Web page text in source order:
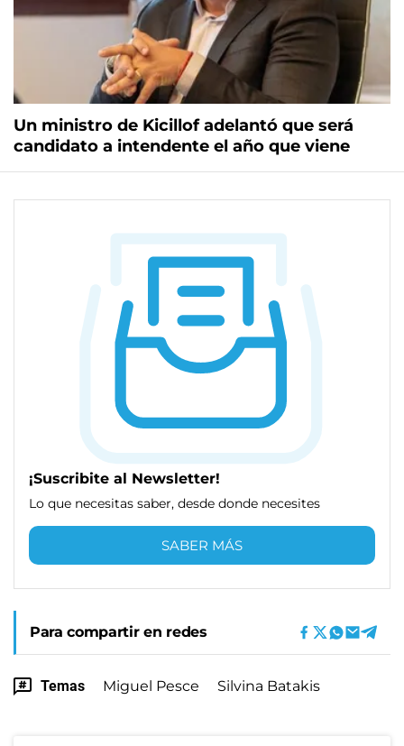
Un ministro de Kicillof adelantó que será
candidato a intendente el año que viene
¡Suscribite al Newsletter!
Lo que necesitas saber, desde donde necesites
SABER MÁS
Para compartir en redes
Temas Miguel Pesce Silvina Batakis